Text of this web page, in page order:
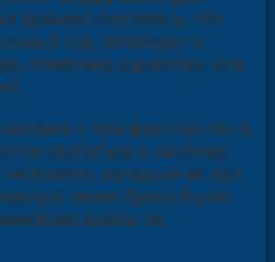
времен считалось, что
год, приведет к
изменам, вдовству, или
с тем фактом, что в
свататься к любому
который не мог
такие браки были
жизнь не